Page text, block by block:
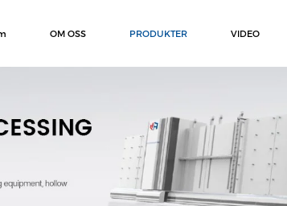
OM OSS PRODUKTER VIDEO